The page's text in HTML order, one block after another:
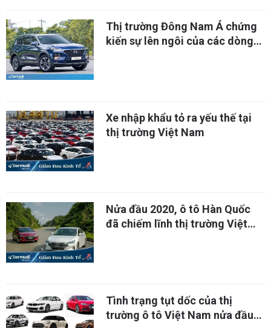
Thị trường Đông Nam Á chứng
kiến sự lên ngôi của các dòng
Xe nhập khẩu tỏ ra yếu thế tại
thị trường Việt Nam
Nửa đầu 2020, ô tô Hàn Quốc
đã chiếm lĩnh thị trường Việt
Tình trạng tụt dốc của thị
trường ô tô Việt Nam nửa đầu